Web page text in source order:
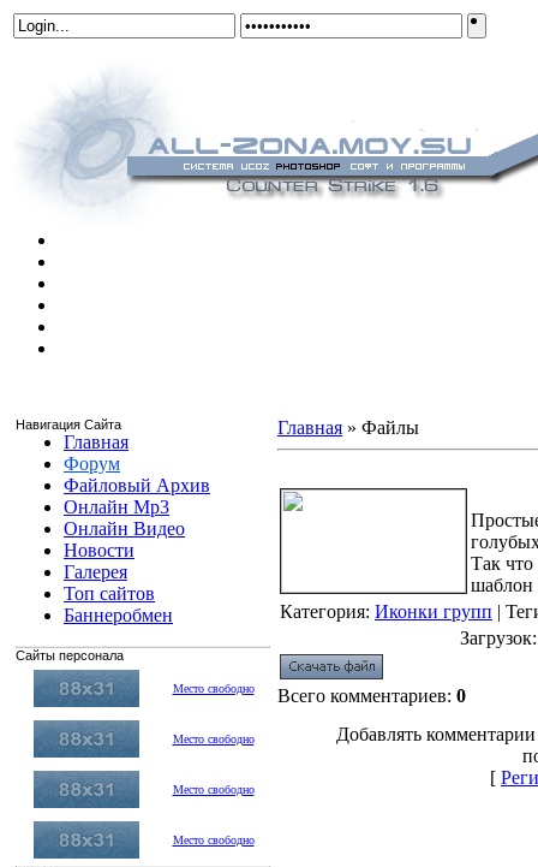
Навигация Сайта
Главная
Форум
Файловый Архив
Онлайн Mp3
Онлайн Видео
Новости
Галерея
Топ сайтов
Баннеробмен
Сайты персонала
Место свободно
Место свободно
Место свободно
Место свободно
Главная » Файлы
Так что
шаблон
Категория: Иконки групп |
Загрузок
Всего комментариев: 0
Добавлять
[